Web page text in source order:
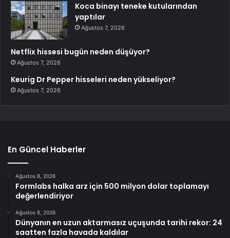
Koca binayı teneke kutularından
yaptılar
Ağustos 7, 2026
Netflix hissesi bugün neden düşüyor?
Ağustos 7, 2026
Keurig Dr Pepper hisseleri neden yükseliyor?
Ağustos 7, 2026
En Güncel Haberler
Ağustos 8, 2026
Formlabs halka arz için 500 milyon dolar toplamayı
değerlendiriyor
Ağustos 8, 2026
Dünyanın en uzun aktarmasız uçuşunda tarihi rekor: 24
saatten fazla havada kaldılar